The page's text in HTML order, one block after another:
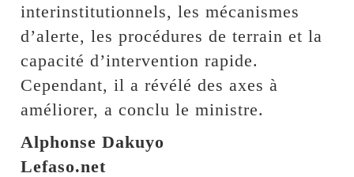
interinstitutionnels, les mécanismes
d’alerte, les procédures de terrain et la
capacité d’intervention rapide.
Cependant, il a révélé des axes à
améliorer, a conclu le ministre.
Alphonse Dakuyo
Lefaso.net